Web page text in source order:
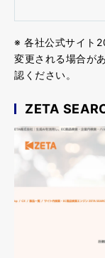
※ 各社公式サイト
変更される場合が
認ください。
ZETA